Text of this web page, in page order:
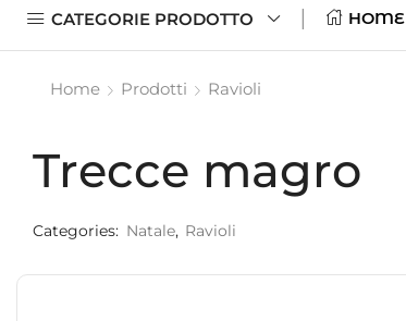
CATEGORIE PRODOTTO HOME
Home Prodotti Ravioli
Trecce magro
Categories: Natale, Ravioli